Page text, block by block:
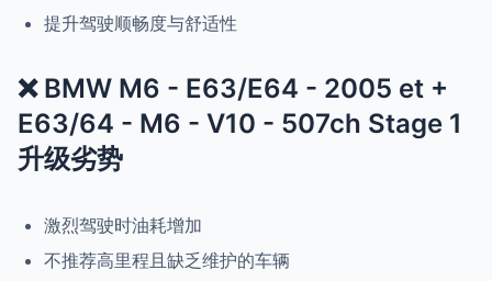
提升驾驶顺畅度与舒适性
❌ BMW M6 - E63/E64 - 2005 et +
E63/64 - M6 - V10 - 507ch Stage 1
升级劣势
激烈驾驶时油耗增加
不推荐高里程且缺乏维护的车辆